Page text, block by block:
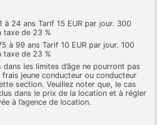
à 24 ans Tarif 15 EUR par jour. 300
taxe de 23 %
à 99 ans Tarif 10 EUR par jour. 100
taxe de 23 %
les limites d’âge ne pourront pas
jeune conducteur ou conducteur
section. Veuillez noter que, le cas
dans le prix de la location et à régler
à l’agence de location.